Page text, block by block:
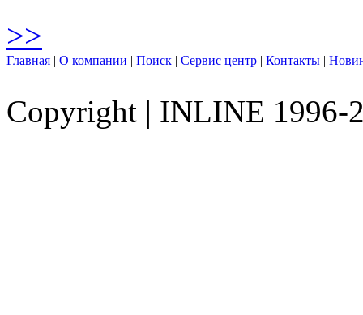
>>
Главная | О компании | Поиск | Сервис центр | Контакты |
Copyright | INLINE 1996-